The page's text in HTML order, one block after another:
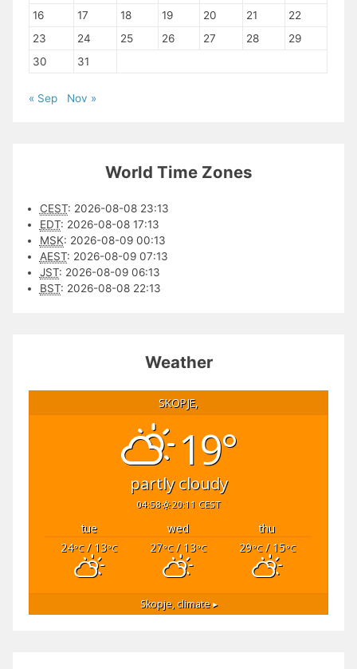
16
17 18 19 20 21
22
23
24 25 26 27 28
29
30
31
« Sep Nov »
World Time Zones
CEST: 2026-08-08 23:13
EDT: 2026-08-08 17:13
MSK: 2026-08-09 00:13
AEST: 2026-08-09 07:13
JST: 2026-08-09 06:13
BST: 2026-08-08 22:13
Weather
SKOPJE,
19°
partly cloudy
04:58 20:11 CEST
tue wed
thu
24°C/ 13°C 27°C/ 13°C 29°C/ 15°C
Skopje,climate ▸